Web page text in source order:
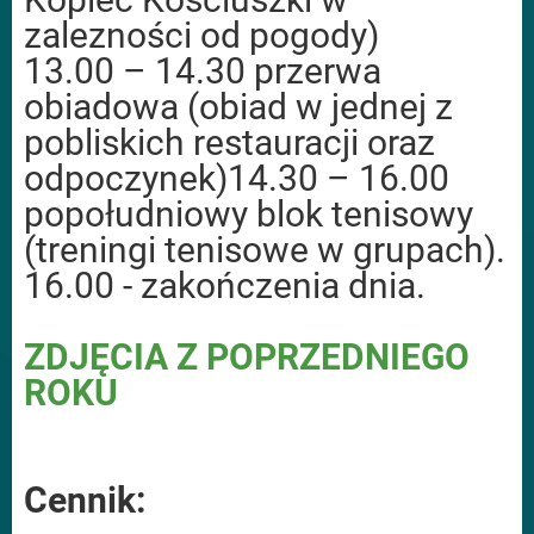
zalezności od pogody)
13.00 – 14.30 przerwa
obiadowa (obiad w jednej z
pobliskich restauracji oraz
odpoczynek)14.30 – 16.00
popołudniowy blok tenisowy
(treningi tenisowe w grupach).
16.00 - zakończenia dnia.
ZDJĘCIA Z POPRZEDNIEGO
ROKU
Cennik: